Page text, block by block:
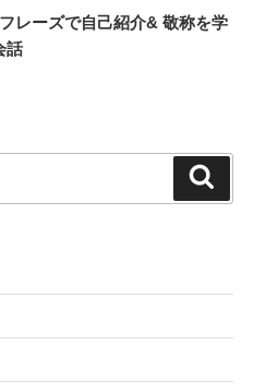
レーズで自己紹介& 敬称を学
話